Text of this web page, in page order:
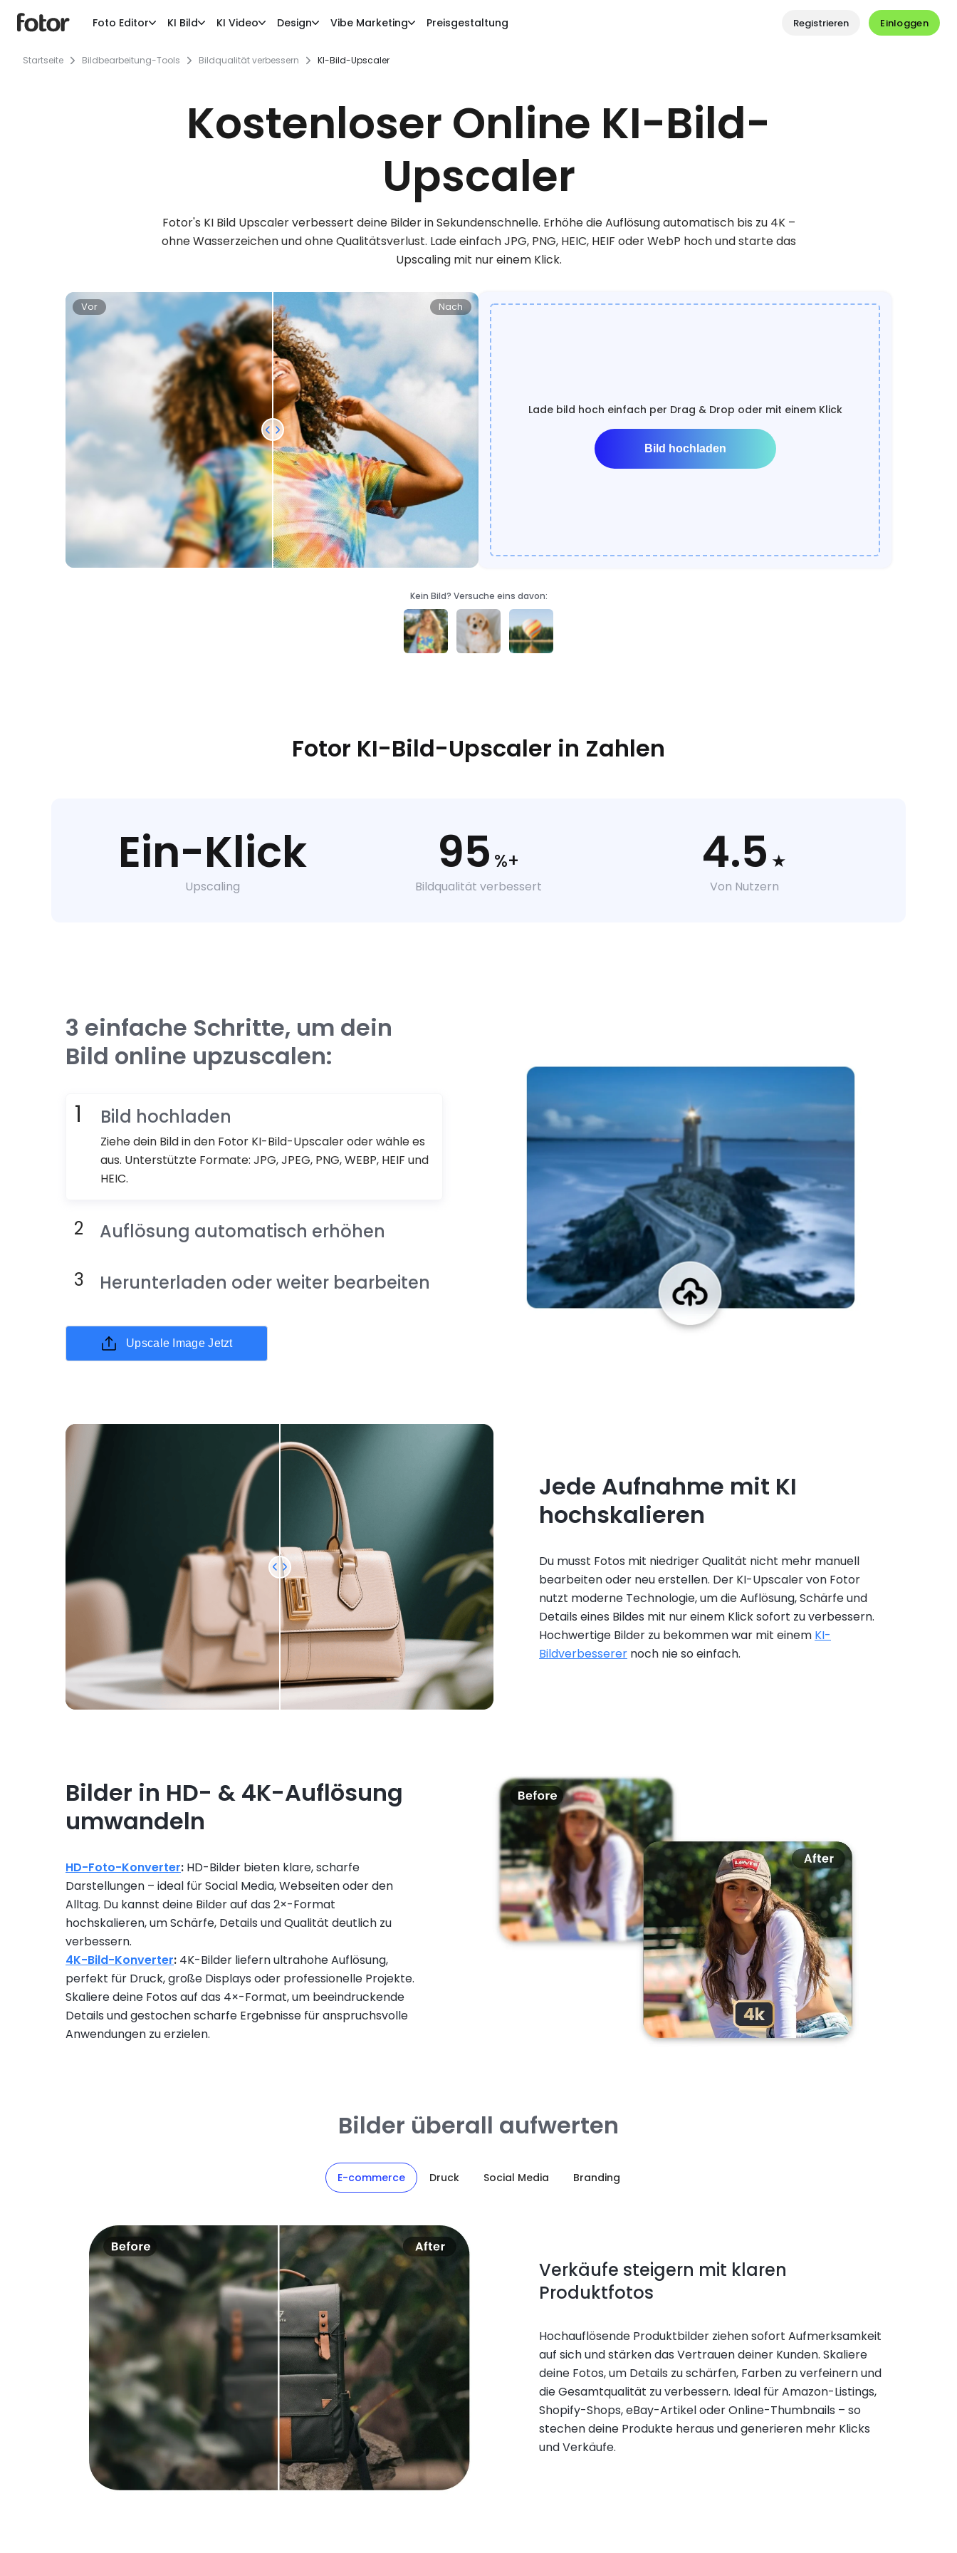
Foto Editor KI Bild KI Video Design Vibe Marketing Preisgestaltung Registrieren Einloggen
Startseite Bildbearbeitung-Tools Bildqualität verbessern KI-Bild-Upscaler
Kostenloser Online KI-Bild-
Upscaler
Fotor's KI Bild Upscaler verbessert deine Bilder in Sekundenschnelle. Erhöhe die Auflösung automatisch bis zu 4K –
ohne Wasserzeichen und ohne Qualitätsverlust. Lade einfach JPG, PNG, HEIC, HEIF oder WebP hoch und starte das
Upscaling mit nur einem Klick.
Vor Nach
Lade bild hoch einfach per Drag & Drop oder mit einem Klick
Bild hochladen
Kein Bild? Versuche eins davon:
Fotor KI-Bild-Upscaler in Zahlen
Ein-Klick
Upscaling
95 %+
Bildqualität verbessert
4.5 ★
Von Nutzern
3 einfache Schritte, um dein
Bild online upzuscalen:
Bild hochladen
Ziehe dein Bild in den Fotor KI-Bild-Upscaler oder wähle es
aus. Unterstützte Formate: JPG, JPEG, PNG, WEBP, HEIF und
HEIC.
Auflösung automatisch erhöhen
Herunterladen oder weiter bearbeiten
Upscale Image Jetzt
Jede Aufnahme mit KI
hochskalieren
Du musst Fotos mit niedriger Qualität nicht mehr manuell
bearbeiten oder neu erstellen. Der KI-Upscaler von Fotor
nutzt moderne Technologie, um die Auflösung, Schärfe und
Details eines Bildes mit nur einem Klick sofort zu verbessern.
Hochwertige Bilder zu bekommen war mit einem KI-
Bildverbesserer noch nie so einfach.
Bilder in HD- & 4K-Auflösung
umwandeln
HD-Foto-Konverter: HD-Bilder bieten klare, scharfe
Darstellungen – ideal für Social Media, Webseiten oder den
Alltag. Du kannst deine Bilder auf das 2×-Format
hochskalieren, um Schärfe, Details und Qualität deutlich zu
verbessern.
4K-Bild-Konverter: 4K-Bilder liefern ultrahohe Auflösung,
perfekt für Druck, große Displays oder professionelle Projekte.
Skaliere deine Fotos auf das 4×-Format, um beeindruckende
Details und gestochen scharfe Ergebnisse für anspruchsvolle
Anwendungen zu erzielen.
Bilder überall aufwerten
E-commerce Druck Social Media Branding
Verkäufe steigern mit klaren
Produktfotos
Hochauflösende Produktbilder ziehen sofort Aufmerksamkeit
auf sich und stärken das Vertrauen deiner Kunden. Skaliere
deine Fotos, um Details zu schärfen, Farben zu verfeinern und
die Gesamtqualität zu verbessern. Ideal für Amazon-Listings,
Shopify-Shops, eBay-Artikel oder Online-Thumbnails – so
stechen deine Produkte heraus und generieren mehr Klicks
und Verkäufe.